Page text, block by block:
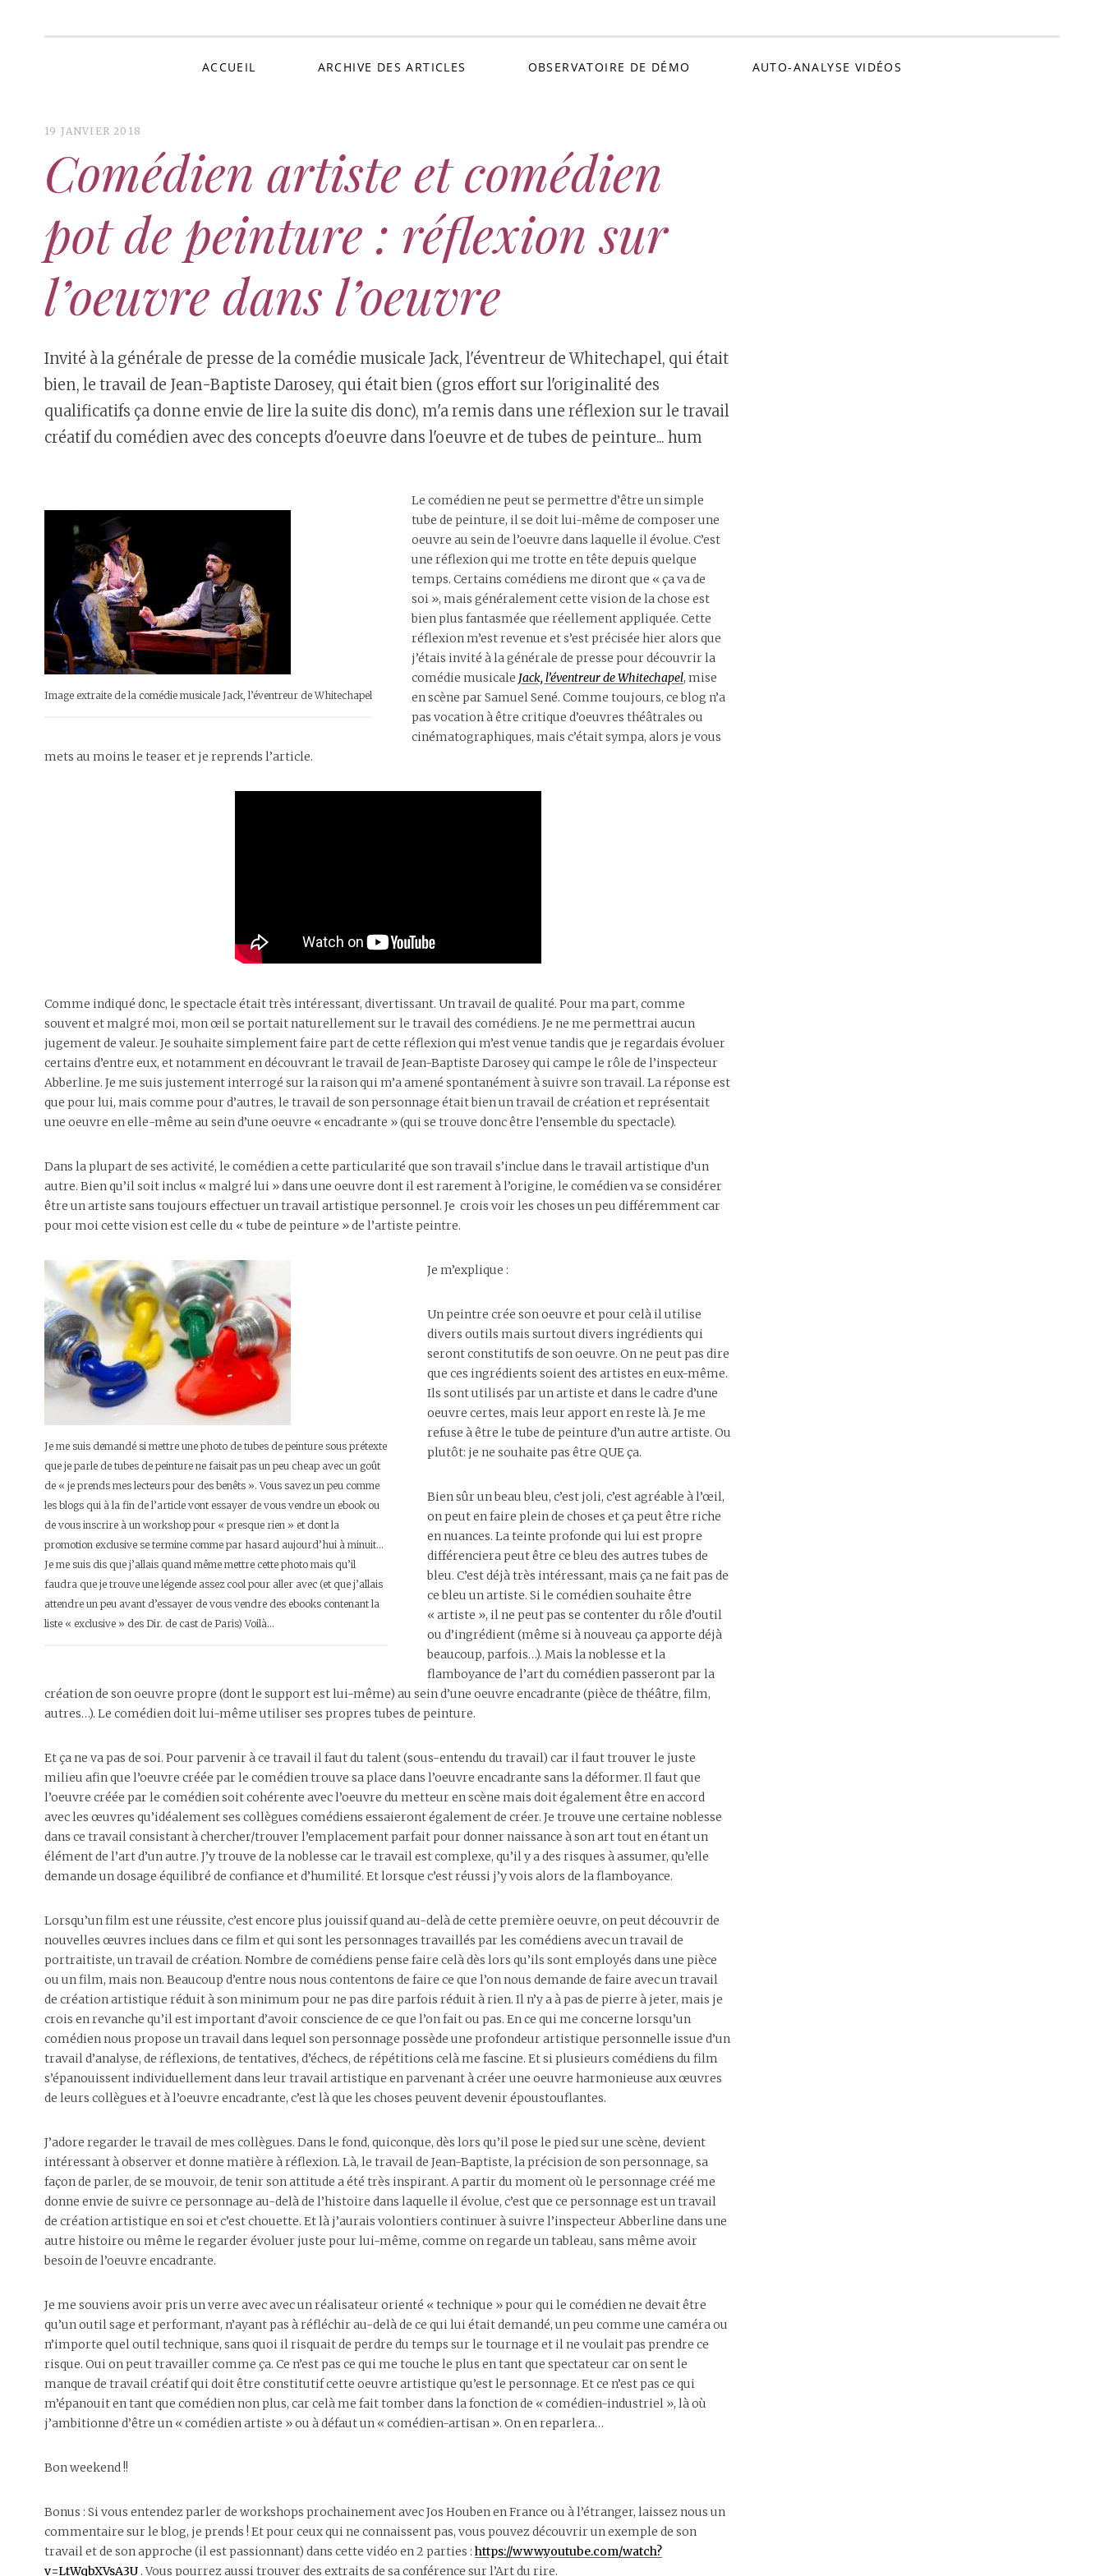
ACCUEIL ARCHIVE DES ARTICLES OBSERVATOIRE DE DÉMO AUTO-ANALYSE VIDÉOS
19 JANVIER 2018
Comédien artiste et comédien
pot de peinture : réflexion sur
l’oeuvre dans l’oeuvre
Invité à la générale de presse de la comédie musicale Jack, l'éventreur de Whitechapel, qui était
bien, le travail de Jean-Baptiste Darosey, qui était bien (gros effort sur l'originalité des
qualificatifs ça donne envie de lire la suite dis donc), m'a remis dans une réflexion sur le travail
créatif du comédien avec des concepts d'oeuvre dans l'oeuvre et de tubes de peinture... hum
Image extraite de la comédie musicale Jack, l’éventreur de Whitechapel
Le comédien ne peut se permettre d’être un simple
tube de peinture, il se doit lui-même de composer une
oeuvre au sein de l’oeuvre dans laquelle il évolue. C’est
une réflexion qui me trotte en tête depuis quelque
temps. Certains comédiens me diront que « ça va de
soi », mais généralement cette vision de la chose est
bien plus fantasmée que réellement appliquée. Cette
réflexion m’est revenue et s’est précisée hier alors que
j’étais invité à la générale de presse pour découvrir la
comédie musicale Jack, l’éventreur de Whitechapel, mise
en scène par Samuel Sené. Comme toujours, ce blog n’a
pas vocation à être critique d’oeuvres théâtrales ou
cinématographiques, mais c’était sympa, alors je vous
mets au moins le teaser et je reprends l’article.
Comme indiqué donc, le spectacle était très intéressant, divertissant. Un travail de qualité. Pour ma part, comme
souvent et malgré moi, mon œil se portait naturellement sur le travail des comédiens. Je ne me permettrai aucun
jugement de valeur. Je souhaite simplement faire part de cette réflexion qui m’est venue tandis que je regardais évoluer
certains d’entre eux, et notamment en découvrant le travail de Jean-Baptiste Darosey qui campe le rôle de l’inspecteur
Abberline. Je me suis justement interrogé sur la raison qui m’a amené spontanément à suivre son travail. La réponse est
que pour lui, mais comme pour d’autres, le travail de son personnage était bien un travail de création et représentait
une oeuvre en elle-même au sein d’une oeuvre « encadrante » (qui se trouve donc être l’ensemble du spectacle).
Dans la plupart de ses activité, le comédien a cette particularité que son travail s’inclue dans le travail artistique d’un
autre. Bien qu’il soit inclus « malgré lui » dans une oeuvre dont il est rarement à l’origine, le comédien va se considérer
être un artiste sans toujours effectuer un travail artistique personnel. Je crois voir les choses un peu différemment car
pour moi cette vision est celle du « tube de peinture » de l’artiste peintre.
Je me suis demandé si mettre une photo de tubes de peinture sous prétexte
que je parle de tubes de peinture ne faisait pas un peu cheap avec un goût
de « je prends mes lecteurs pour des benêts ». Vous savez un peu comme
les blogs qui à la fin de l’article vont essayer de vous vendre un ebook ou
de vous inscrire à un workshop pour « presque rien » et dont la
promotion exclusive se termine comme par hasard aujourd’hui à minuit…
Je me suis dis que j’allais quand même mettre cette photo mais qu’il
faudra que je trouve une légende assez cool pour aller avec (et que j’allais
attendre un peu avant d’essayer de vous vendre des ebooks contenant la
liste « exclusive » des Dir. de cast de Paris) Voilà…
Je m’explique :
Un peintre crée son oeuvre et pour celà il utilise
divers outils mais surtout divers ingrédients qui
seront constitutifs de son oeuvre. On ne peut pas dire
que ces ingrédients soient des artistes en eux-même.
Ils sont utilisés par un artiste et dans le cadre d’une
oeuvre certes, mais leur apport en reste là. Je me
refuse à être le tube de peinture d’un autre artiste. Ou
plutôt: je ne souhaite pas être QUE ça.
Bien sûr un beau bleu, c’est joli, c’est agréable à l’œil,
on peut en faire plein de choses et ça peut être riche
en nuances. La teinte profonde qui lui est propre
différenciera peut être ce bleu des autres tubes de
bleu. C’est déjà très intéressant, mais ça ne fait pas de
ce bleu un artiste. Si le comédien souhaite être
« artiste », il ne peut pas se contenter du rôle d’outil
ou d’ingrédient (même si à nouveau ça apporte déjà
beaucoup, parfois…). Mais la noblesse et la
flamboyance de l’art du comédien passeront par la
création de son oeuvre propre (dont le support est lui-même) au sein d’une oeuvre encadrante (pièce de théâtre, film,
autres…). Le comédien doit lui-même utiliser ses propres tubes de peinture.
Et ça ne va pas de soi. Pour parvenir à ce travail il faut du talent (sous-entendu du travail) car il faut trouver le juste
milieu afin que l’oeuvre créée par le comédien trouve sa place dans l’oeuvre encadrante sans la déformer. Il faut que
l’oeuvre créée par le comédien soit cohérente avec l’oeuvre du metteur en scène mais doit également être en accord
avec les œuvres qu’idéalement ses collègues comédiens essaieront également de créer. Je trouve une certaine noblesse
dans ce travail consistant à chercher/trouver l’emplacement parfait pour donner naissance à son art tout en étant un
élément de l’art d’un autre. J’y trouve de la noblesse car le travail est complexe, qu’il y a des risques à assumer, qu’elle
demande un dosage équilibré de confiance et d’humilité. Et lorsque c’est réussi j’y vois alors de la flamboyance.
Lorsqu’un film est une réussite, c’est encore plus jouissif quand au-delà de cette première oeuvre, on peut découvrir de
nouvelles œuvres inclues dans ce film et qui sont les personnages travaillés par les comédiens avec un travail de
portraitiste, un travail de création. Nombre de comédiens pense faire celà dès lors qu’ils sont employés dans une pièce
ou un film, mais non. Beaucoup d’entre nous nous contentons de faire ce que l’on nous demande de faire avec un travail
de création artistique réduit à son minimum pour ne pas dire parfois réduit à rien. Il n’y a à pas de pierre à jeter, mais je
crois en revanche qu’il est important d’avoir conscience de ce que l’on fait ou pas. En ce qui me concerne lorsqu’un
comédien nous propose un travail dans lequel son personnage possède une profondeur artistique personnelle issue d’un
travail d’analyse, de réflexions, de tentatives, d’échecs, de répétitions celà me fascine. Et si plusieurs comédiens du film
s’épanouissent individuellement dans leur travail artistique en parvenant à créer une oeuvre harmonieuse aux œuvres
de leurs collègues et à l’oeuvre encadrante, c’est là que les choses peuvent devenir époustouflantes.
J’adore regarder le travail de mes collègues. Dans le fond, quiconque, dès lors qu’il pose le pied sur une scène, devient
intéressant à observer et donne matière à réflexion. Là, le travail de Jean-Baptiste, la précision de son personnage, sa
façon de parler, de se mouvoir, de tenir son attitude a été très inspirant. A partir du moment où le personnage créé me
donne envie de suivre ce personnage au-delà de l’histoire dans laquelle il évolue, c’est que ce personnage est un travail
de création artistique en soi et c’est chouette. Et là j’aurais volontiers continuer à suivre l’inspecteur Abberline dans une
autre histoire ou même le regarder évoluer juste pour lui-même, comme on regarde un tableau, sans même avoir
besoin de l’oeuvre encadrante.
Je me souviens avoir pris un verre avec avec un réalisateur orienté « technique » pour qui le comédien ne devait être
qu’un outil sage et performant, n’ayant pas à réfléchir au-delà de ce qui lui était demandé, un peu comme une caméra ou
n’importe quel outil technique, sans quoi il risquait de perdre du temps sur le tournage et il ne voulait pas prendre ce
risque. Oui on peut travailler comme ça. Ce n’est pas ce qui me touche le plus en tant que spectateur car on sent le
manque de travail créatif qui doit être constitutif cette oeuvre artistique qu’est le personnage. Et ce n’est pas ce qui
m’épanouit en tant que comédien non plus, car celà me fait tomber dans la fonction de « comédien-industriel », là où
j’ambitionne d’être un « comédien artiste » ou à défaut un « comédien-artisan ». On en reparlera…
Bon weekend !!
Bonus : Si vous entendez parler de workshops prochainement avec Jos Houben en France ou à l’étranger, laissez nous un
commentaire sur le blog, je prends ! Et pour ceux qui ne connaissent pas, vous pouvez découvrir un exemple de son
travail et de son approche (il est passionnant) dans cette vidéo en 2 parties : https://www.youtube.com/watch?
v=LtWqbXVsA3U. Vous pourrez aussi trouver des extraits de sa conférence sur l’Art du rire.